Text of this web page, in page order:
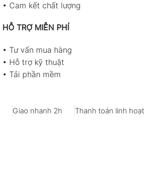
• Cam kết chất lượng
HỖ TRỢ MIỄN PHÍ
• Tư vấn mua hàng
• Hỗ trợ kỹ thuật
• Tải phần mềm
Giao nhanh 2h Thanh toán linh hoạt